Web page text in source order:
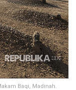
Baqi, Madinah.